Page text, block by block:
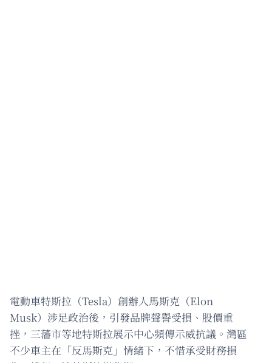
電動車特斯拉（Tesla）創辦人馬斯克（Elon
Musk）涉足政治後，引發品牌聲譽受損、股價重
挫，三藩市等地特斯拉展示中心頻傳示威抗議。灣區
不少車主在「反馬斯克」情緒下，不惜承受財務損